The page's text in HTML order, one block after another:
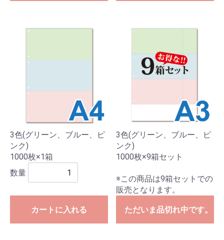
3色(グリーン、ブルー、ピ
ンク)
1000枚×1箱
数量
カートに入れる
3色(グリーン、ブルー、ピ
ンク)
1000枚×9箱セット
※この商品は9箱セットでの
販売となります。
ただいま品切れ中です。